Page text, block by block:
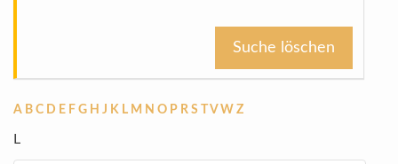
Suche löschen
A B C D E F G H J K L M N O P R S V W Z
L